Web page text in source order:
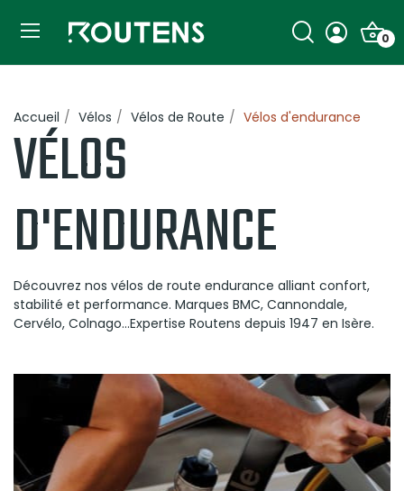
0
Accueil Vélos Vélos de Route Vélos d'endurance
VÉLOS
D'ENDURANCE
Découvrez nos vélos de route endurance alliant confort,
stabilité et performance. Marques BMC, Cannondale,
Cervélo, Colnago...Expertise Routens depuis 1947 en Isère.